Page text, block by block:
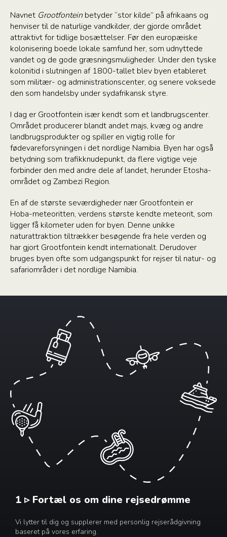
Navnet Grootfontein betyder “stor kilde” på afrikaans og
henviser til de naturlige vandkilder, der gjorde området
attraktivt for tidlige bosættelser. Før den europæiske
kolonisering boede lokale samfund her, som udnyttede
vandet og de gode græsningsmuligheder. Under den tyske
kolonitid i slutningen af 1800-tallet blev byen etableret
som militær- og administrationscenter, og senere voksede
den som handelsby under sydafrikansk styre.
I dag er Grootfontein især kendt som et landbrugscenter.
Området producerer blandt andet majs, kvæg og andre
landbrugsprodukter og spiller en vigtig rolle for
fødevareforsyningen i det nordlige Namibia. Byen har også
betydning som trafikknudepunkt, da flere vigtige veje
forbinder den med andre dele af landet, herunder Etosha-
området og Zambezi Region.
En af de største seværdigheder nær Grootfontein er
Hoba-meteoritten, verdens største kendte meteorit, som
ligger få kilometer uden for byen. Denne unikke
naturattraktion tiltrækker besøgende fra hele verden og
har gjort Grootfontein kendt internationalt. Derudover
bruges byen ofte som udgangspunkt for rejser til natur- og
safariområder i det nordlige Namibia.
1 ▹ Fortæl os om dine rejsedrømme
Vi lytter til dig og supplerer med personlig rejserådgivning
baseret på vores erfaring.